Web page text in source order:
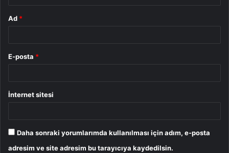
Ad *
E-posta *
İnternet sitesi
Daha sonraki yorumlarımda kullanılması için adım, e-posta
adresim ve site adresim bu tarayıcıya kaydedilsin.